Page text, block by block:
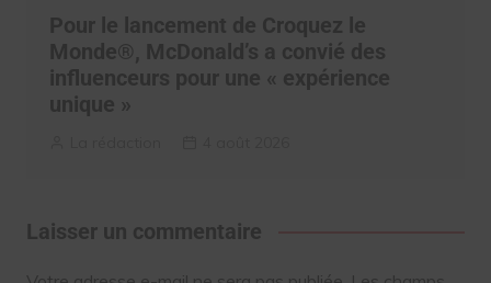
Pour le lancement de Croquez le
Monde®, McDonald’s a convié des
influenceurs pour une « expérience
unique »
Laisser un commentaire